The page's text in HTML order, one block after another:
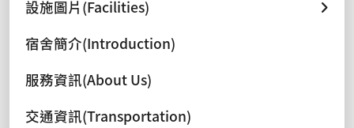
設施圖片(Facilities)
宿舍簡介(Introduction)
服務資訊(About Us)
交通資訊(Transportation)